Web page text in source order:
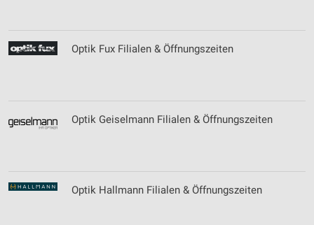
Optik Fux Filialen & Öffnungszeiten
Optik Geiselmann Filialen & Öffnungszeiten
Optik Hallmann Filialen & Öffnungszeiten